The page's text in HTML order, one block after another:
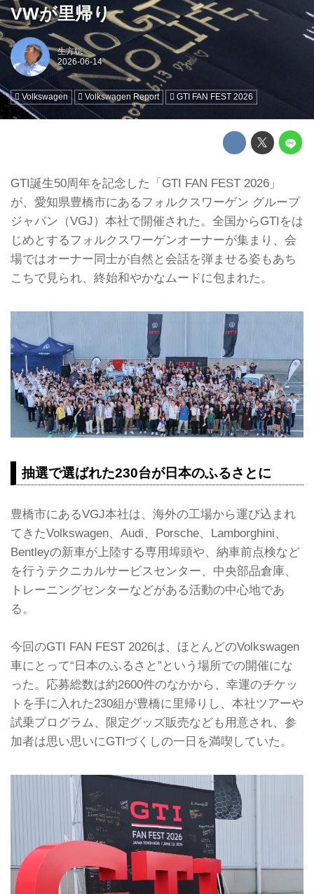
VWが里帰り
生方聡
Volkswagen Volkswagen Report GTI FAN FEST 2026
GTI誕生50周年を記念した「GTI FAN FEST 2026」
が、愛知県豊橋市にあるフォルクスワーゲン グループ
ジャパン（VGJ）本社で開催された。全国からGTIをは
じめとするフォルクスワーゲンオーナーが集まり、会
場ではオーナー同士が自然と会話を弾ませる姿もあち
こちで見られ、終始和やかなムードに包まれた。
抽選で選ばれた230台が日本のふるさとに
豊橋市にあるVGJ本社は、海外の工場から運び込まれ
てきたVolkswagen、Audi、Porsche、Lamborghini、
Bentleyの新車が上陸する専用埠頭や、納車前点検など
を行うテクニカルサービスセンター、中央部品倉庫、
トレーニングセンターなどがある活動の中心地であ
る。
今回のGTI FAN FEST 2026は、ほとんどのVolkswagen
車にとって“日本のふるさと”という場所での開催にな
った。応募総数は約2600件のなかから、幸運のチケッ
トを手に入れた230組が豊橋に里帰りし、本社ツアーや
試乗プログラム、限定グッズ販売なども用意され、参
加者は思い思いにGTIづくしの一日を満喫していた。